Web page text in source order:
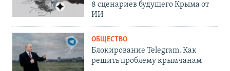
8 сценариев будущего Крыма от
ИИ
ОБЩЕСТВО
Блокирование Telegram. Как
решить проблему крымчанам